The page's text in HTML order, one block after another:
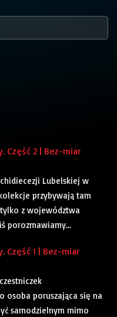
Część 2 | Bez-miar
Lubelskiej w
przybywają tam
z województwa
porozmawiamy...
Część 1 | Bez-miar
osoba poruszająca się na
samodzielnym mimo